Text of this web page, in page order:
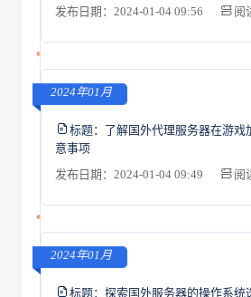
发布日期：2024-01-04 09:56
阅
2024年01月
标题： 了解国外代理服务器在游戏
意事项
发布日期：2024-01-04 09:49
阅
2024年01月
标题： 探索国外服务器的操作系统